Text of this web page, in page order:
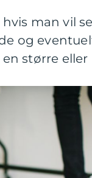
man vil
og
større